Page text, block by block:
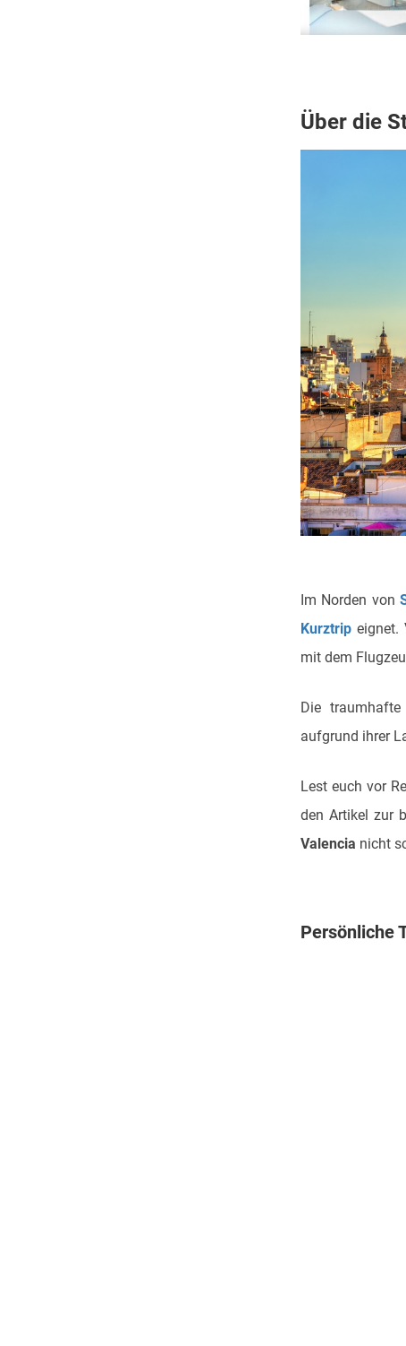
Über die
Im Norden von
Kurztrip eignet.
mit dem
Die
aufgrund ihrer
Lest euch vor
den Artikel zur
Valencia nicht
Persönliche